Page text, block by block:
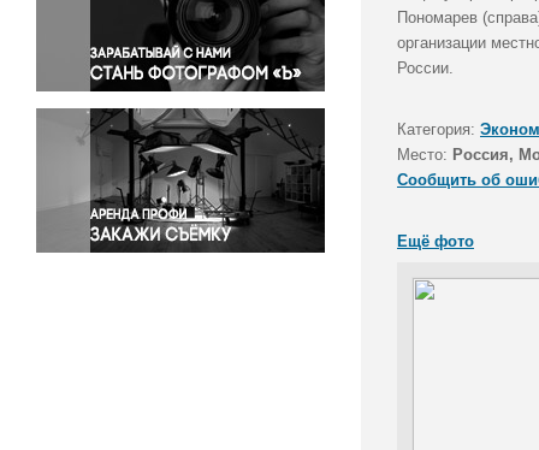
Правосудие
Происшествия и конфликты
Религия
Светская жизнь
Спорт
Экология
Экономика и бизнес
Пономарев
организации
России.
Категория:
Место: Россия,
Сообщить об
Ещё фото